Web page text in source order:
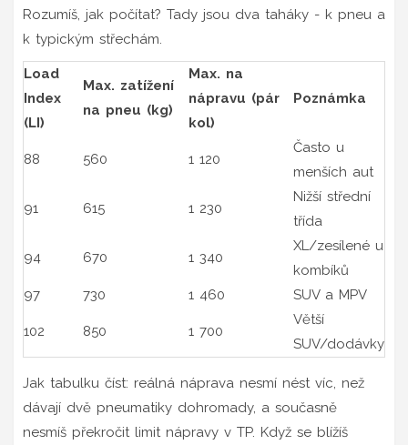
Rozumíš, jak počítat? Tady jsou dva taháky - k pneu a
k typickým střechám.
Load
Index
(LI)
Max. zatížení
na pneu (kg)
Max. na
nápravu (pár
kol)
Poznámka
88 560 1 120
Často u
menších aut
91 615 1 230
Nižší střední
třída
94 670 1 340
XL/zesílené u
kombíků
97
730 1 460 SUV a MPV
102 850 1 700
Větší
SUV/dodávky
Jak tabulku číst: reálná náprava nesmí nést víc, než
dávají dvě pneumatiky dohromady, a současně
nesmíš překročit limit nápravy v TP. Když se blížíš